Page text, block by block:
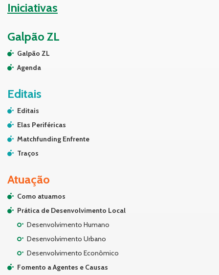
Iniciativas
Galpão ZL
Galpão ZL
Agenda
Editais
Editais
Elas Periféricas
Matchfunding Enfrente
Traços
Atuação
Como atuamos
Prática de Desenvolvimento Local
Desenvolvimento Humano
Desenvolvimento Urbano
Desenvolvimento Econômico
Fomento a Agentes e Causas